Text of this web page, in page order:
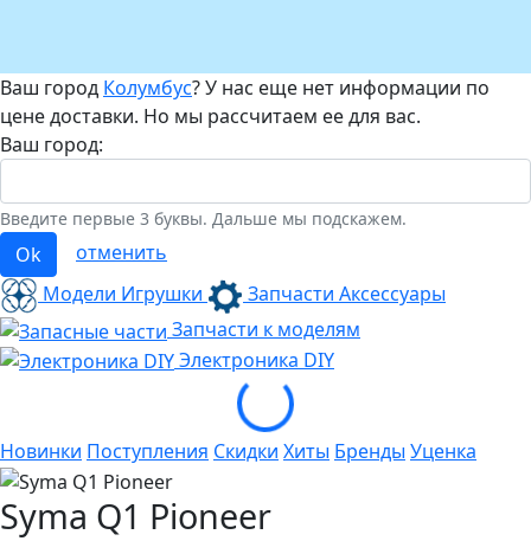
Ваш город Колумбус? У нас еще нет информации по
цене доставки. Но мы рассчитаем ее для вас.
Ваш город:
Введите первые 3 буквы. Дальше мы подскажем.
Ok
отменить
Модели Игрушки
Запчасти Аксессуары
Запчасти к моделям
Электроника DIY
Loading...
Новинки Поступления Скидки Хиты Бренды Уценка
Syma Q1 Pioneer